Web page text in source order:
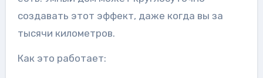
создавать этот эффект, даже когда вы за
тысячи километров.
Как это работает: